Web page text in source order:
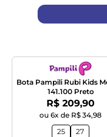
Bota Pampili Rubi Kids
141.100 Preto
Por:
R$ 209,90
ou 6x de R$ 34,98
25
27